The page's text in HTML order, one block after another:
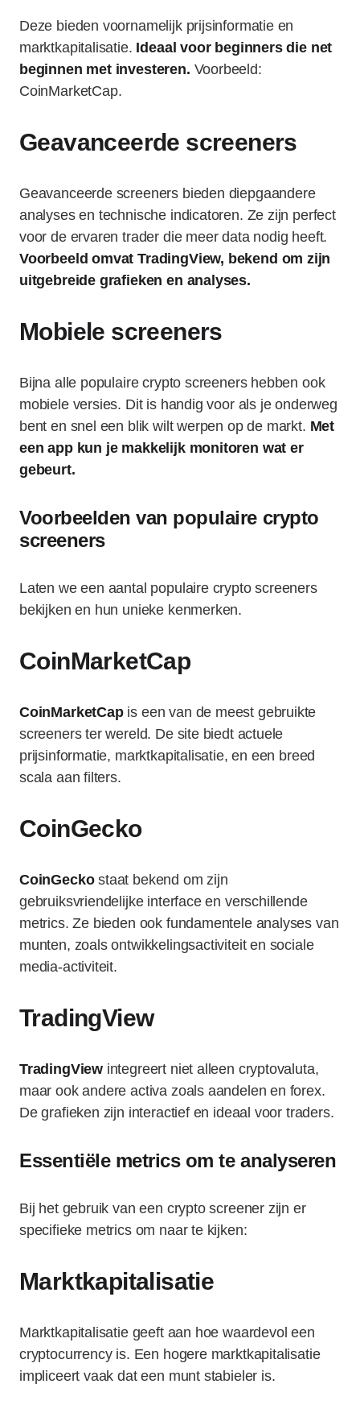
Deze bieden voornamelijk prijsinformatie en
marktkapitalisatie. Ideaal voor beginners die net
beginnen met investeren. Voorbeeld:
CoinMarketCap.
Geavanceerde screeners
Geavanceerde screeners bieden diepgaandere
analyses en technische indicatoren. Ze zijn perfect
voor de ervaren trader die meer data nodig heeft.
Voorbeeld omvat TradingView, bekend om zijn
uitgebreide grafieken en analyses.
Mobiele screeners
Bijna alle populaire crypto screeners hebben ook
mobiele versies. Dit is handig voor als je onderweg
bent en snel een blik wilt werpen op de markt. Met
een app kun je makkelijk monitoren wat er
gebeurt.
Voorbeelden van populaire crypto
screeners
Laten we een aantal populaire crypto screeners
bekijken en hun unieke kenmerken.
CoinMarketCap
CoinMarketCapis een van de meest gebruikte
screeners ter wereld. De site biedt actuele
prijsinformatie, marktkapitalisatie, en een breed
scala aan filters.
CoinGecko
CoinGeckostaat bekend om zijn
gebruiksvriendelijke interface en verschillende
metrics. Ze bieden ook fundamentele analyses van
munten, zoals ontwikkelingsactiviteit en sociale
media-activiteit.
TradingView
TradingView integreert niet alleen cryptovaluta,
maar ook andere activa zoals aandelen en forex.
De grafieken zijn interactief en ideaal voor traders.
Essentiële metrics om te analyseren
Bij het gebruik van een crypto screener zijn er
specifieke metrics om naar te kijken:
Marktkapitalisatie
Marktkapitalisatie geeft aan hoe waardevol een
cryptocurrency is. Een hogere marktkapitalisatie
impliceert vaak dat een munt stabieler is.